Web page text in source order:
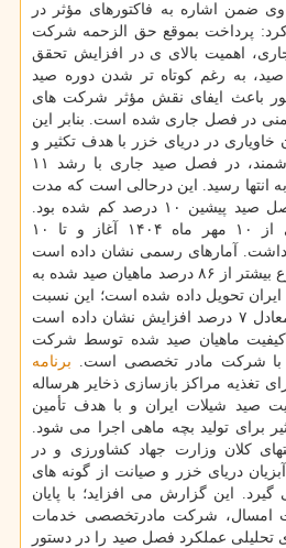
ضمن اشاره به فاکتورهای مؤثر در
کرد: پرداخت بموقع حق الزحمه شرکت
اهمیت بالای ی در افزایش تحقق
۱۱ درصدی صید، به رغم کوتاه تر شدن دوره صید
باعث ایفای نقش مؤثر شرکت های
در فصل جاری شده است. بنابر این
در دریای خزر با هدف تکثیر و
بازسازی ذخایر اینگونه ارزشمند، در فصل صید جاری با رشد ۱۱
انتها رسید. این درحالی است که مدت
زمان صید در مقایسه با فصل صید پیشین ۱۰ درصد کم شده بود.
فصل صید ماهیان خاویاری از ۱۰ مهر ماه ۱۴۰۴ آغاز و تا ۱۰
ماه ۱۴۰۵ ادامه داشت. آمارهای رسمی نشان داده است
در این بازه زمانی، در مجموع بیشتر از ۸۶ درصد ماهیان صید شده به
ایران تحویل داده شده است؛ این نسبت
در مقایسه با فصل ۱۴۰۳ معادل ۷ درصد افزایش نشان داده است
کیفیت ماهیان صید شده توسط شرکت
با شرکت مادر تخصصی است. برنامه
تغذیه مراکز بازسازی ذخایر هرساله
صید شیلات ایران و با هدف تأمین
برای تولید بچه ماهی اجرا می شود.
کلان وزارت جهاد کشاورزی و در
دریای خزر و صیانت از گونه های
این گزارش می افزاید؛ با پایان
۱۰ اردیبهشت امسال، شرکت مادرتخصصی خدمات
عملکرد فصل صید را در دستور